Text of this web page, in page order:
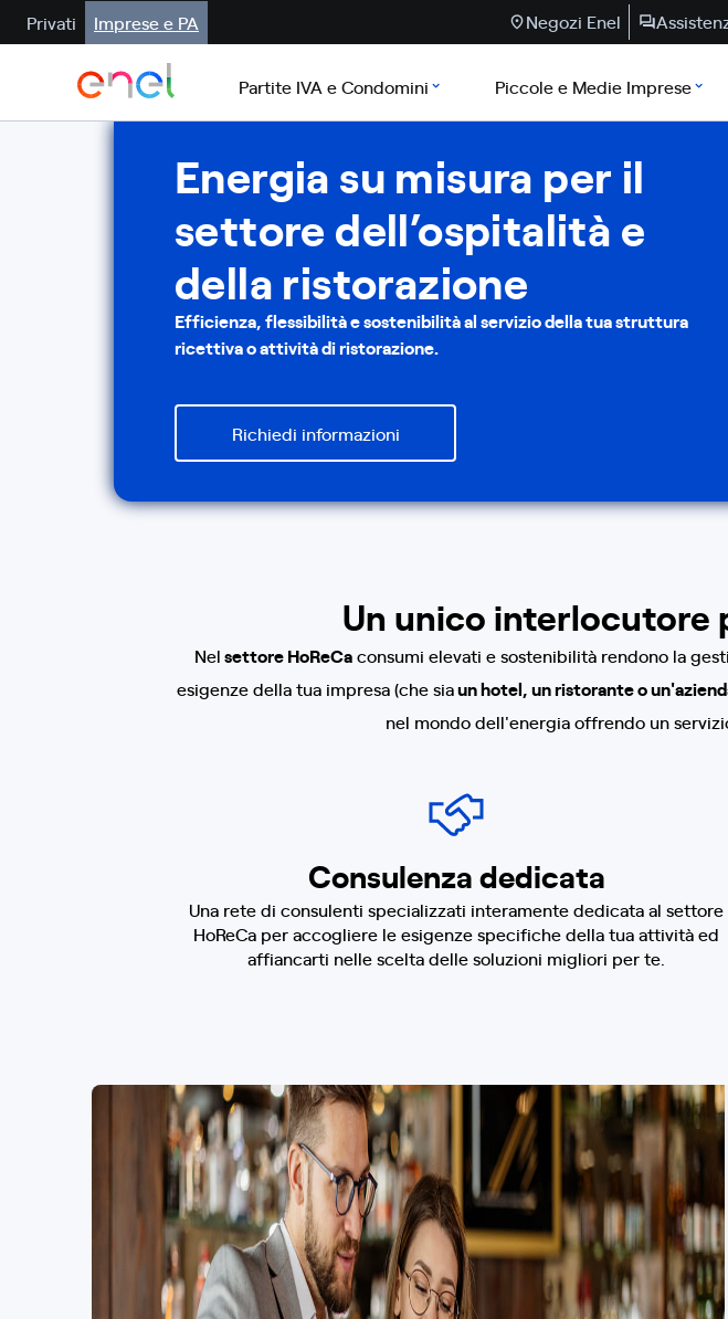
Privati Imprese e PA Negozi Enel
Partite IVA e Condomini Piccole e Medie Imprese
Energia su misura per il
settore dell’ospitalità e
della ristorazione
Efficienza, flessibilità e sostenibilità al servizio della tua struttura
ricettiva o attività di ristorazione.
Richiedi informazioni
Un unico interlocutore
Nelsettore HoReCaconsumi elevati e sostenibilità rendono la
esigenze della tua impresa (che siaun hotel, un ristorante o
nel mondo dell'energia offrendo un
Consulenza dedicata
Una rete di consulenti specializzati interamente dedicata al settore
HoReCa per accogliere le esigenze specifiche della tua attività ed
affiancarti nelle scelta delle soluzioni migliori per te.